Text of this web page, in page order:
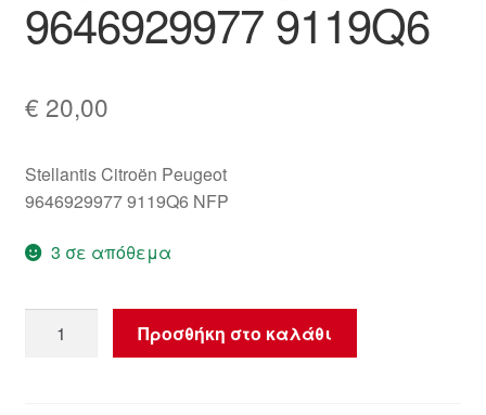
9646929977 9119Q6
€ 20,00
Stellantis Citroën Peugeot
9646929977 9119Q6 NFP
3 σε απόθεμα
λαβής
Προσθήκη στο καλάθι